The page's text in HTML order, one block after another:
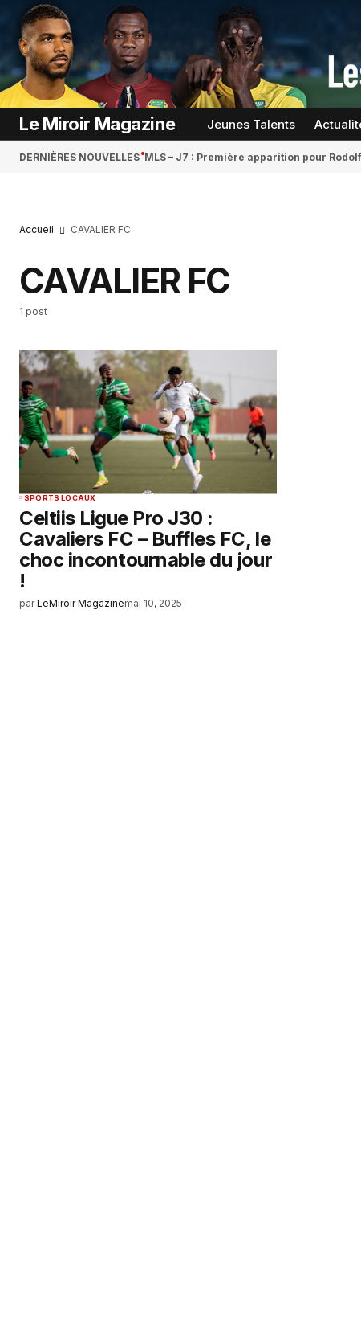
Le Miroir Magazine Jeunes Talents
DERNIÈRES NOUVELLES MLS – J7 : Première apparition pour
Accueil CAVALIER FC
CAVALIER FC
1 post
SPORTS LOCAUX
Celtiis Ligue Pro J30 :
Cavaliers FC – Buffles FC, le
choc incontournable du jour
!
par LeMiroir Magazinemai 10, 2025